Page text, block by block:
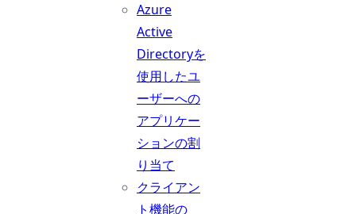
Azure
Active
Directoryを
使用したユ
ーザーへの
アプリケー
ションの割
り当て
クライアン
ト機能の